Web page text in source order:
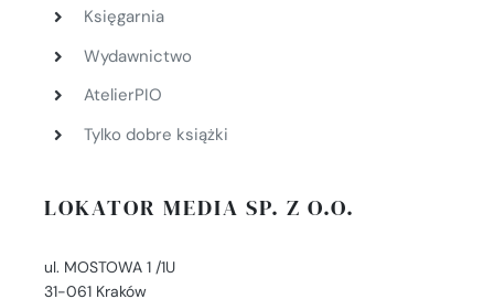
Księgarnia
Wydawnictwo
AtelierPIO
Tylko dobre książki
LOKATOR MEDIA SP. Z O.O.
ul. MOSTOWA 1 /1U
31-061 Kraków